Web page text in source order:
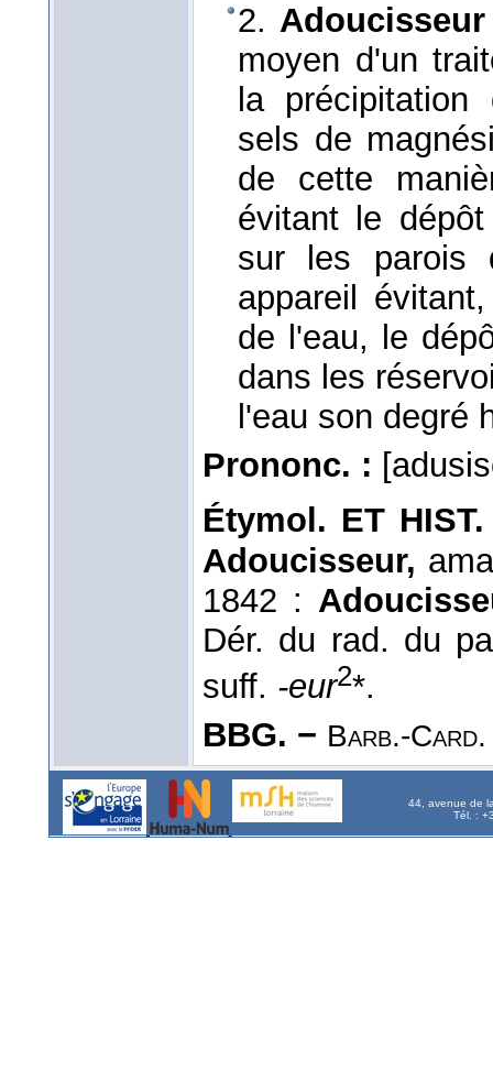
2.
moyen d'un
la
sels de
de cette
évitant le
sur les parois
appareil
de l'eau, le
dans les
l'eau son degré
Prononc. :
Étymol. ET
Adoucisseur,
1842 :
Dér. du rad. du
suff. -eur2*.
BBG. − Barb.-Card.
44, avenue de
Tél. :